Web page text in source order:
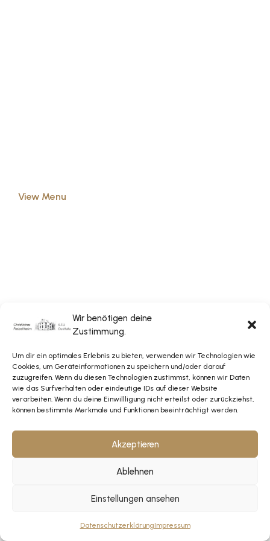
Wir benötigen deine
Zustimmung.
Um dir ein optimales Erlebnis zu bieten, verwenden wir Technologien wie
Cookies, um Geräteinformationen zu speichern und/oder darauf
zuzugreifen. Wenn du diesen Technologien zustimmst, können wir Daten
wie das Surfverhalten oder eindeutige IDs auf dieser Website
verarbeiten. Wenn du deine Einwillligung nicht erteilst oder zurückziehst,
können bestimmte Merkmale und Funktionen beeinträchtigt werden.
Akzeptieren
Ablehnen
Einstellungen ansehen
DatenschutzerklärungImpressum
View Menu